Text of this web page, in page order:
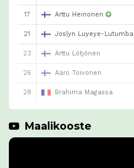
17 Arttu Heinonen
21 Joslyn Luyeye-Lutumba
23 Arttu Lötjönen
26 Aaro Toivonen
28 Brahima Magassa
Maalikooste